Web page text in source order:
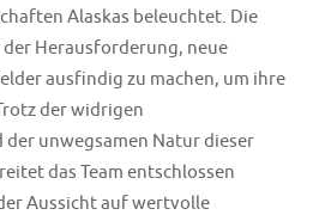
Alaskas beleuchtet. Die
Herausforderung, neue
ausfindig zu machen, um ihre
der widrigen
unwegsamen Natur dieser
das Team entschlossen
Aussicht auf wertvolle